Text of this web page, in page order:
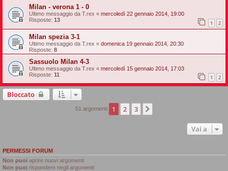
Milan - verona 1 - 0
Ultimo messaggio da T.rex « mercoledì 22 gennaio 2014, 19:00
Risposte: 13 1 2
Milan spezia 3-1
Ultimo messaggio da T.rex « domenica 19 gennaio 2014, 20:30
Risposte: 8
Sassuolo Milan 4-3
Ultimo messaggio da T.rex « mercoledì 15 gennaio 2014, 17:03
Risposte: 11 1 2
Bloccato
51 argomenti 1 2 3
Vai a
PERMESSI FORUM
Non puoi aprire nuovi argomenti
Non puoi rispondere negli argomenti